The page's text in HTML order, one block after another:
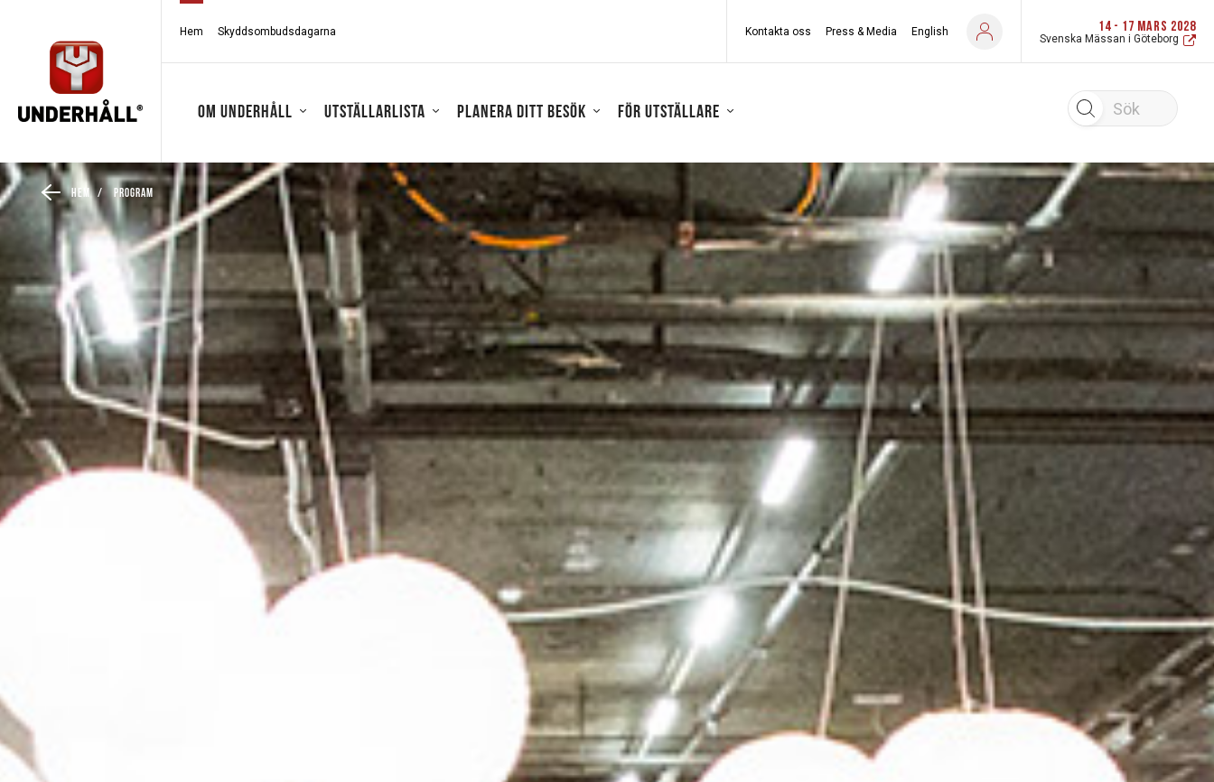
Hem Skyddsombudsdagarna Kontakta oss Press & Media English 14 - 17 MARS 2028
Svenska Mässan i Göteborg
Om Underhåll Utställarlista Planera ditt besök För utställare Sök
Hem / Program